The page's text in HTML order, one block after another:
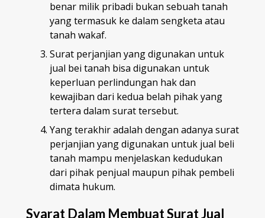
benar milik pribadi bukan sebuah tanah
yang termasuk ke dalam sengketa atau
tanah wakaf.
Surat perjanjian yang digunakan untuk
jual bei tanah bisa digunakan untuk
keperluan perlindungan hak dan
kewajiban dari kedua belah pihak yang
tertera dalam surat tersebut.
Yang terakhir adalah dengan adanya surat
perjanjian yang digunakan untuk jual beli
tanah mampu menjelaskan kedudukan
dari pihak penjual maupun pihak pembeli
dimata hukum.
Syarat Dalam Membuat Surat Jual